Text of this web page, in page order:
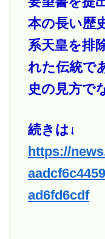
本の長い歴
系天皇を排
れた伝統で
史の見方で
続きは↓
https://
ad6fd6cdf